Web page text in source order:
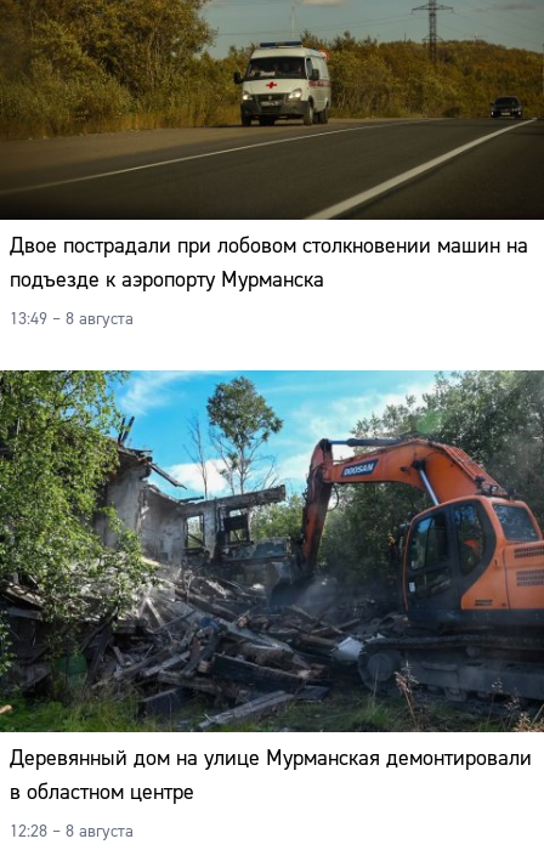
Двое пострадали при лобовом столкновении машин на
подъезде к аэропорту Мурманска
13:49 – 8 августа
Деревянный дом на улице Мурманская демонтировали
в областном центре
12:28 – 8 августа